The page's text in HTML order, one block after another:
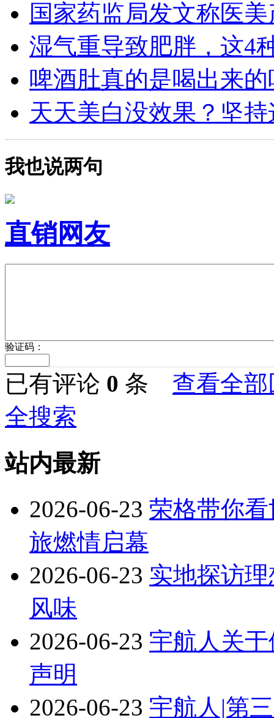
国家药监局发文称医
湿气重导致肥胖，这4
啤酒肚真的是喝出来的
天天美白没效果？坚持
我也说两句
直销网友
验证码：
已有评论 0 条 查看全部
全搜索
站内最新
2026-06-23 荣格带你
旅燃情启幕
2026-06-23 实地探访
风味
2026-06-23 宇航人关
声明
2026-06-23 宇航人|第